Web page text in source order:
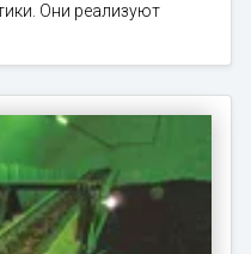
Они реализуют